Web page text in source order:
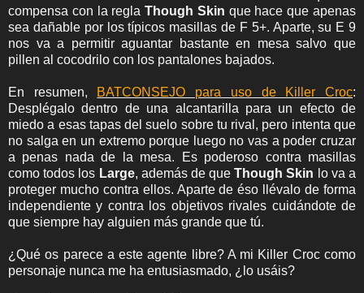
compensa con la reglaThough Skin que hace que apenas
sea dañable por los típicos masillas de F 5+. Aparte, su E 9
nos va a permitir aguantar bastante en mesa salvo que
pillen al cocodrilo con los pantalones bajados.
En resumen, BATCONSEJO para uso de Killer Croc:
Desplégalo dentro de una alcantarilla para un efecto de
miedo a esas tapas del suelo sobre tu rival, pero intenta que
no salga en un extremo porque luego no vas a poder cruzar
a penas nada de la mesa. Es poderoso contra masillas
como todos los Large, además de queThough Skin lo va a
proteger mucho contra ellos. Aparte de éso llévalo de forma
independiente y contra los objetivos rivales cuidándote de
que siempre hay alguien más grande que tú.
¿Qué os parece a este agente libre? A mi Killer Croc como
personaje nunca me ha entusiasmado, ¿lo usáis?